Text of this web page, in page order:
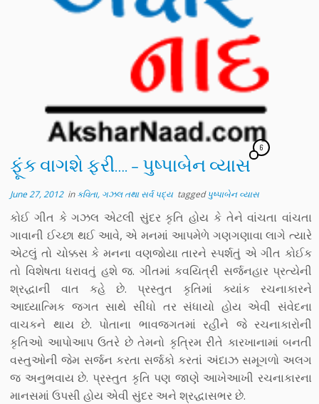
ફૂંક વાગશે ફરી…. – પુષ્પાબેન વ્યાસ
6
June 27, 2012inકવિતા, ગઝલ તથા સર્વ પદ્ય taggedપુષ્પાબેન વ્યાસ
કોઈ ગીત કે ગઝલ એટલી સુંદર કૃતિ હોય કે તેને વાંચતા વાંચતા
ગાવાની ઈચ્છા થઈ આવે, એ મનમાં આપમેળે ગણગણાવા લાગે ત્યારે
એટલું તો ચોક્કસ કે મનના વણજોયા તારને સ્પર્શતું એ ગીત કોઈક
તો વિશેષતા ધરાવતું હશે જ. ગીતમાં કવયિત્રી સર્જનહાર પ્રત્યેની
શ્રદ્ધાની વાત કહે છે. પ્રસ્તુત કૃતિમાં ક્યાંક રચનાકારને
આધ્યાત્મિક જગત સાથે સીધો તર સંધાયો હોય એવી સંવેદના
વાચકને થાય છે. પોતાના ભાવજગતમાં રહીને જે રચનાકારોની
કૃતિઓ આપોઆપ ઉતરે છે તેમનો કૃત્રિમ રીતે કારખાનામાં બનતી
વસ્તુઓની જેમ સર્જન કરતા સર્જકો કરતાં અંદાઝ સમૂગળો અલગ
જ અનુભવાય છે. પ્રસ્તુત કૃતિ પણ જાણે આખેઆખી રચનાકારના
માનસમાં ઉપસી હોય એવી સુંદર અને શ્રદ્ધાસભર છે.